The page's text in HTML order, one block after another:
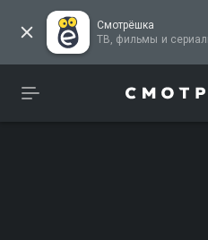
Смотрёшка
ТВ, фильмы и